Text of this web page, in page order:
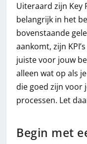
Uiteraard zijn Key
belangrijk in het
bovenstaande
aankomt, zijn
juiste voor jouw
alleen wat op als
die goed zijn voor
processen. Let
Begin met